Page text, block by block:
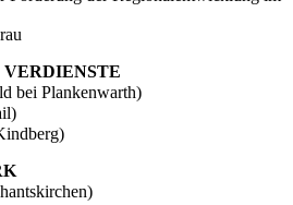
VERDIENSTE
bei Plankenwarth)